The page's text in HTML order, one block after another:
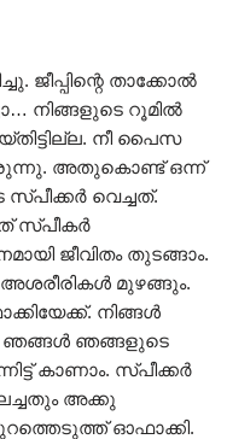
ജീപ്പിന്റെ താക്കോൽ
നിങ്ങളുടെ റൂമിൽ
നീ പൈസ
അതുകൊണ്ട് ഒന്ന്
സ്പീക്കർ വെച്ചത്.
സ്പീകർ
ജീവിതം തുടങ്ങാം.
മുഴങ്ങും.
നിങ്ങൾ
ഞങ്ങൾ ഞങ്ങളുടെ
കാണാം. സ്പീക്കർ
അക്കു
പുറത്തെടുത്ത് ഓഫാക്കി.